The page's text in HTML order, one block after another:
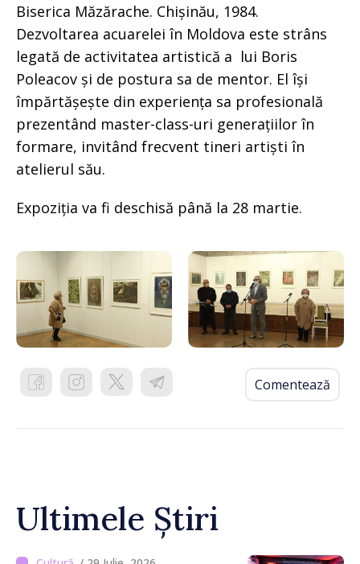
Biserica Măzărache. Chișinău, 1984.
Dezvoltarea acuarelei în Moldova este strâns
legată de activitatea artistică a lui Boris
Poleacov și de postura sa de mentor. El își
împărtășește din experiența sa profesională
prezentând master-class-uri generațiilor în
formare, invitând frecvent tineri artiști în
atelierul său.
Expoziția va fi deschisă până la 28 martie.
Comentează
Ultimele Știri